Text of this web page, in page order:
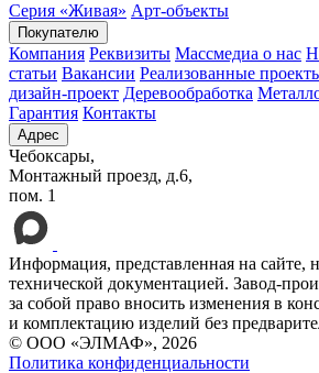
Серия «Живая» Арт-объекты
Покупателю
Компания Реквизиты Массмедиа о нас
статьи Вакансии Реализованные
дизайн-проект Деревообработка
Гарантия Контакты
Адрес
Чебоксары,
Монтажный проезд, д.6,
пом. 1
Информация, представленная на сайте,
технической документацией. Завод-
за собой право вносить изменения в
и комплектацию изделий без
© ООО «ЭЛМАФ», 2026
Политика конфиденциальности